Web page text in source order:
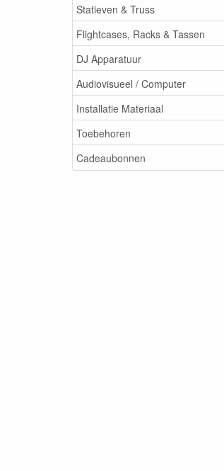
Statieven & Truss
Flightcases, Racks & Tassen
DJ Apparatuur
Audiovisueel / Computer
Installatie Materiaal
Toebehoren
Cadeaubonnen